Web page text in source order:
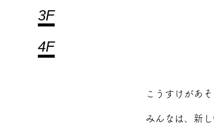
3F
4F
こうすけがあ
みんなは、新